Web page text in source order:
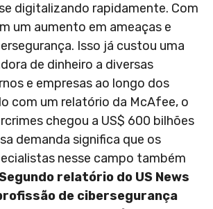
digitalizando rapidamente. Com
um aumento em ameaças e
Isso já custou uma
de dinheiro a diversas
e empresas ao longo dos
com um relatório da McAfee, o
chegou a US$ 600 bilhões
demanda significa que os
nesse campo também
relatório do US News
de cibersegurança